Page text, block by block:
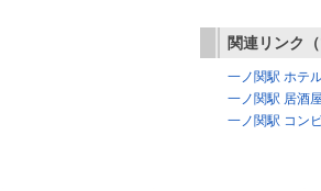
関連リンク
一ノ関駅 ホテ
一ノ関駅 居酒
一ノ関駅 コン